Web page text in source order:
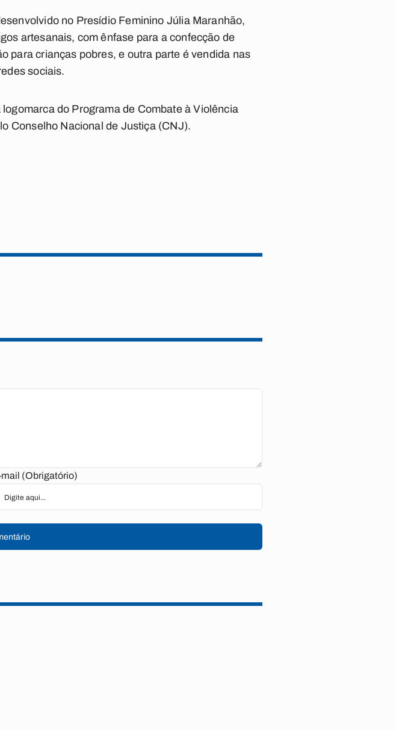
no Presídio Feminino Júlia Maranhão,
artesanais, com ênfase para a confecção de
para crianças pobres, e outra parte é vendida nas
sociais.
do Programa de Combate à Violência
Conselho Nacional de Justiça (CNJ).
mail (Obrigatório)